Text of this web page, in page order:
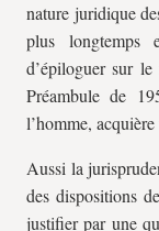
nature juridique
plus longtemps
d’épiloguer sur
Préambule de
l’homme,
Aussi la
des dispositions
justifier par une